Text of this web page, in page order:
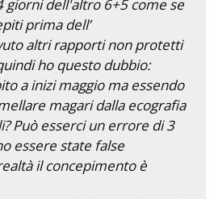
giorni dell'altro 6+5 come se
prima dell’
altri rapporti non protetti
ho questo dubbio:
a inizi maggio ma essendo
magari dalla ecografia
Può esserci un errore di 3
essere state false
il concepimento è